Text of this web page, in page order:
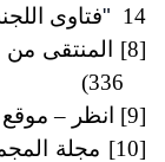
14
"فتاوى
[8]
336
(
[9] انظر –
[10]